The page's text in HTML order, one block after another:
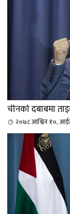
चीनको दबाबमा
२०७८ आश्विन १०,